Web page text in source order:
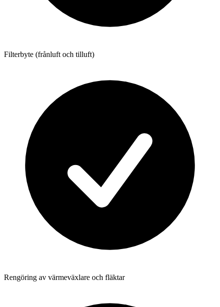
Filterbyte (frånluft och tilluft)
Rengöring av värmeväxlare och fläktar